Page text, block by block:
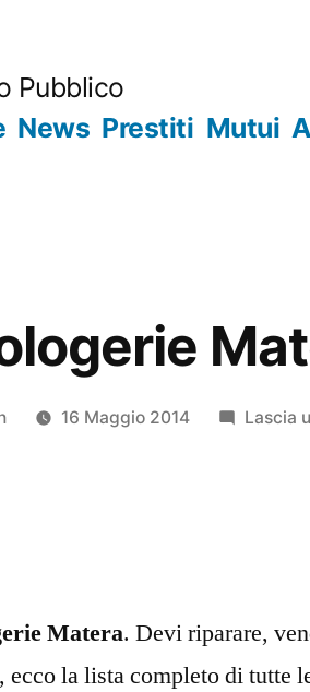
Pubblico
News Prestiti Mutui
16 Maggio 2014 Lascia
Matera. Devi riparare,
ecco la lista completo di tutte